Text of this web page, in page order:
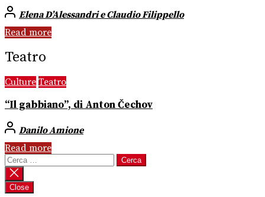
Elena D’Alessandri e Claudio Filippello
Read more
Teatro
Culture Teatro
“Il gabbiano”, di Anton Čechov
Danilo Amione
Read more
Ricerca
per:
Close